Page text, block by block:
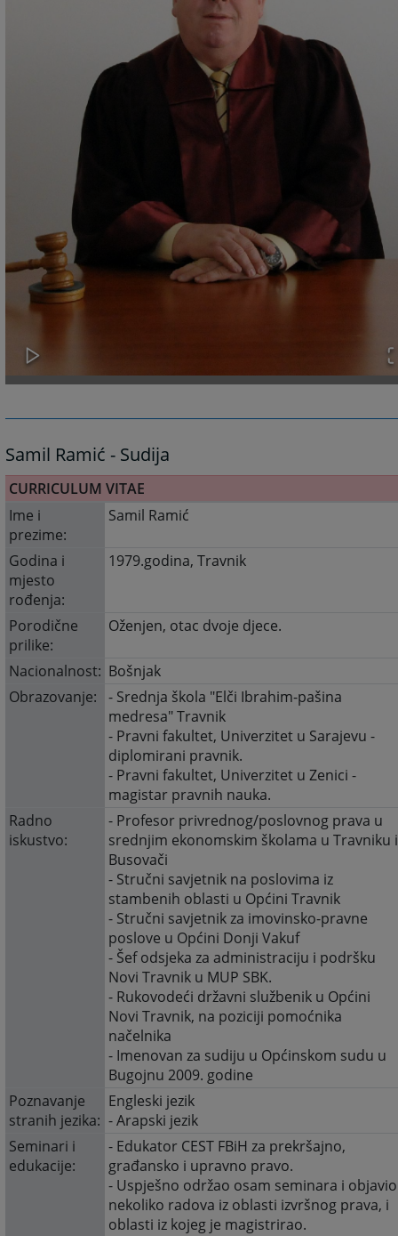
Samil Ramić - Sudija
CURRICULUM VITAE
Ime i
prezime:
Samil Ramić
Godina i
mjesto
rođenja:
1979.godina, Travnik
Porodične
prilike:
Oženjen, otac dvoje djece.
Nacionalnost: Bošnjak
Obrazovanje:
- Srednja škola "Elči Ibrahim-pašina
medresa" Travnik
- Pravni fakultet, Univerzitet u Sarajevu -
diplomirani pravnik.
- Pravni fakultet, Univerzitet u Zenici -
magistar pravnih nauka.
Radno
iskustvo:
- Profesor privrednog/poslovnog prava u
srednjim ekonomskim školama u Travniku i
Busovači
- Stručni savjetnik na poslovima iz
stambenih oblasti u Općini Travnik
- Stručni savjetnik za imovinsko-pravne
poslove u Općini Donji Vakuf
- Šef odsjeka za administraciju i podršku
Novi Travnik u MUP SBK.
- Rukovodeći državni službenik u Općini
Novi Travnik, na poziciji pomoćnika
načelnika
- Imenovan za sudiju u Općinskom sudu u
Bugojnu 2009. godine
Poznavanje
stranih jezika:
Engleski jezik
- Arapski jezik
Seminari i
edukacije:
- Edukator CEST FBiH za prekršajno,
građansko i upravno pravo.
- Uspješno održao osam seminara i objavio
nekoliko radova iz oblasti izvršnog prava, i
oblasti iz kojeg je magistrirao.